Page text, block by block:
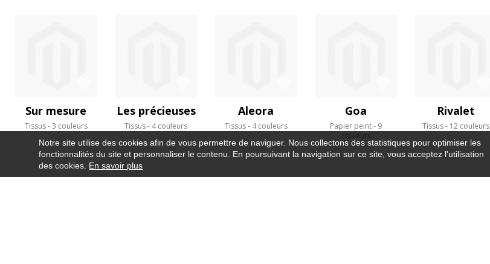
Sur mesure
Tissus 3 couleurs
Les précieuses
Tissus 4 couleurs
Aleora
Tissus 4 couleurs
Goa
Papier peint
9
couleurs
Rivalet
Tissus 12 couleurs
Notre site utilise des cookies afin de vous permettre de naviguer. Nous collectons des statistiques pour optimiser les
fonctionnalités du site et personnaliser le contenu. En poursuivant la navigation sur ce site, vous acceptez l'utilisation
des cookies. En savoir plus